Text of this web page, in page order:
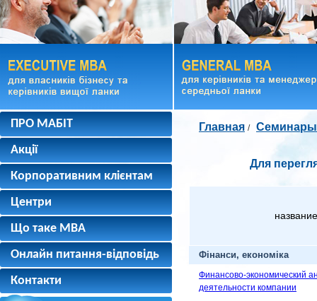
ПРО МАБІТ
Акції
Корпоративним клієнтам
Центри
Що таке MBA
Онлайн питання-відповідь
Контакти
Главная / Семинары
Для
Фінанси, економіка
Финансово-экономический
деятельности компании